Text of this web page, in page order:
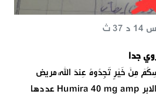
جدا
مِنْ خَيْرٍ تَجِدُوهُ عِندَ اللَّهِ مريض
بحاجة ماسة الى علاج عبرالابر Humira 40 mg amp عددها